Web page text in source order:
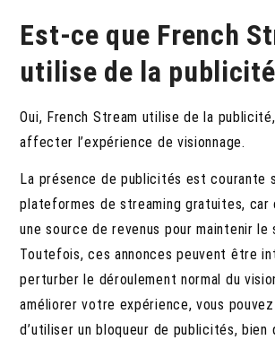
Est-ce que French
utilise de la
Oui, French Stream utilise de la
affecter l’expérience de visionnage.
La présence de publicités est courante
plateformes de streaming gratuites, car
une source de revenus pour maintenir le
Toutefois, ces annonces peuvent être
perturber le déroulement normal du
améliorer votre expérience, vous
d’utiliser un bloqueur de publicités, bien